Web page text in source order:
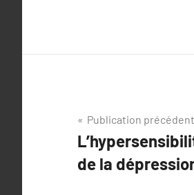
Navigation
de
l’article
Publication
de la